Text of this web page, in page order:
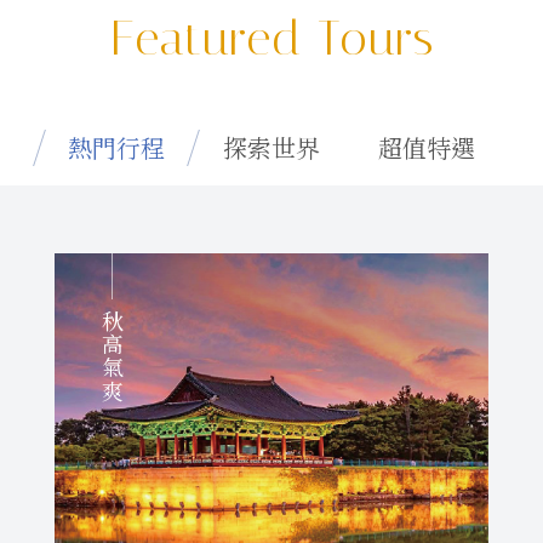
Featured Tours
熱門行程 探索世界 超值特選
秋高氣爽